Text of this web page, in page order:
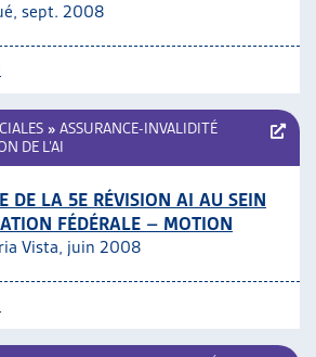
sept. 2008
» ASSURANCE-INVALIDITÉ
DE L’AI
DE LA 5E RÉVISION AI AU SEIN
FÉDÉRALE – MOTION
Vista, juin 2008